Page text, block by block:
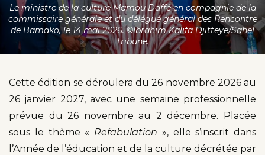
Le ministre de la culture Mamou Daffé en compagnie de la
commissaire générale et du délégué général des Rencontre
de Bamako, le 14 mai 2026. ©Ibrahim Kalifa Djitteye/Sahel
Tribune.
Cette édition se déroulera du 26 novembre 2026 au
26 janvier 2027, avec une semaine professionnelle
prévue du 26 novembre au 2 décembre. Placée
sous le thème « Refabulation », elle s’inscrit dans
l’Année de l’éducation et de la culture décrétée par